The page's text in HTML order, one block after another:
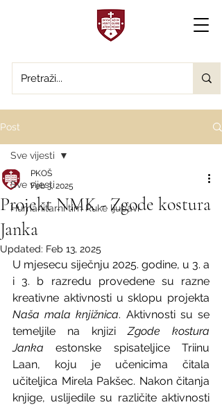
Post
Sve vijesti
Humanitarni tim Ruke ljubavi
Sve vijesti
Projekt NMK - Zgode kostura
Janka
PKOŠ
Feb 3, 2025
Updated: Feb 13, 2025
U mjesecu siječnju 2025. godine, u 3. a
i 3. b razredu provedene su razne
Naša mala knjižnica. Aktivnosti su se
temeljile na knjizi Zgode kostura
Janka estonske spisateljice Triinu
Laan, koju je učenicima čitala
učiteljica Mirela Pakšec. Nakon čitanja
knjige, uslijedile su različite aktivnosti